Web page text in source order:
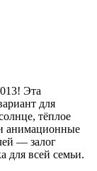
Эта
для
тёплое
анимационные
— залог
для всей семьи.